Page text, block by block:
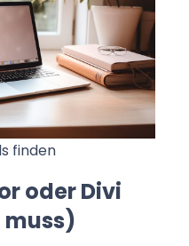
finden
oder Divi
muss)